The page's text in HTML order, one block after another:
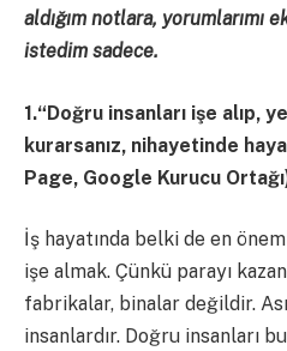
aldığım notlara, yorumlarımı
istedim sadece.
1.“Doğru insanları işe alıp,
kurarsanız, nihayetinde
Page, Google Kurucu
İş hayatında belki de en
işe almak. Çünkü parayı
fabrikalar, binalar değildir.
insanlardır. Doğru insanları